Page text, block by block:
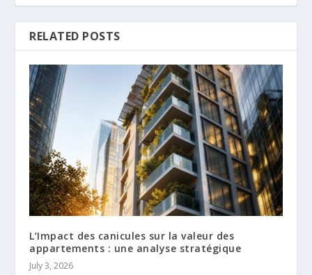
RELATED POSTS
L’Impact des canicules sur la valeur des
appartements : une analyse stratégique
July 3, 2026